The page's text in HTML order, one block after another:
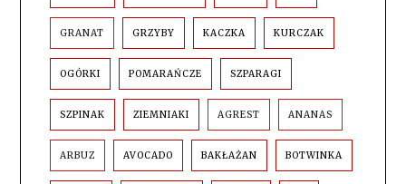
GRANAT GRZYBY KACZKA KURCZAK
OGÓRKI POMARAŃCZE SZPARAGI
SZPINAK ZIEMNIAKI AGREST ANANAS
ARBUZ AVOCADO BAKŁAŻAN BOTWINKA